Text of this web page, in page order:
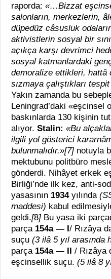
raporda:«…Bizzat
salonların, merkezlerin,
düpedüz câsusluk
aktivistlerin sosyal bir
açıkça karşı devrimci
sosyal katmanlardaki
demoralize ettikleri, hattâ
sızmaya çalıştıkları
Yakın zamanda bu
Leningrad’daki «eşcinsel
baskınlarda 130 kişinin
alıyor.Stalin:«Bu
ilgili yol gösterici
bulunmalıdır.»[7] notuyla
mektubunu politbüro
gönderdi. Nihâyet erkek
Birliği’nde ilk kez, anti-
yasasının 1934yılında
maddesi) kabul
geldi.[8] Bu yasa iki
parça 154a — I/ Rızâya
suçu(3 ilâ 5 yıl arasında
parça 154a — II / Rızâya
eşcinsellik suçu.(5 ilâ 8